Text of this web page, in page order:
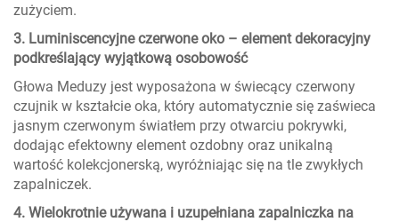
zużyciem.
3. Luminiscencyjne czerwone oko – element dekoracyjny
podkreślający wyjątkową osobowość
Głowa Meduzy jest wyposażona w świecący czerwony
czujnik w kształcie oka, który automatycznie się zaświeca
jasnym czerwonym światłem przy otwarciu pokrywki,
dodając efektowny element ozdobny oraz unikalną
wartość kolekcjonerską, wyróżniając się na tle zwykłych
zapalniczek.
4. Wielokrotnie używana i uzupełniana zapalniczka na